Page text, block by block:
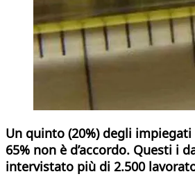
Un quinto (20%) degli
65% non è d’accordo. Questi i
intervistato più di 2.500